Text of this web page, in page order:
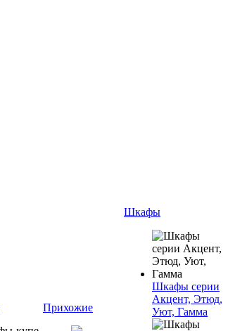
Прихожие
Шкафы
Шкафы серии
Акцент, Этюд,
Уют, Гамма